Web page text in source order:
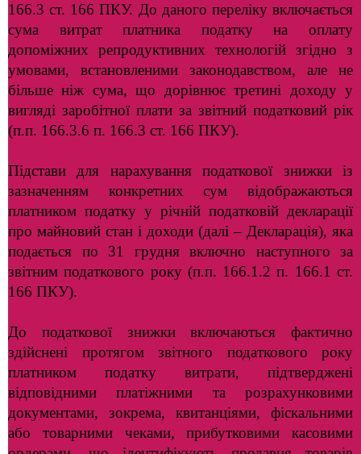
166.3 ст. 166 ПКУ. До даного переліку включається
сума витрат платника податку на оплату
допоміжних репродуктивних технологій згідно з
умовами, встановленими законодавством, але не
більше ніж сума, що дорівнює третині доходу у
вигляді заробітної плати за звітний податковий рік
(п.п. 166.3.6 п. 166.3 ст. 166 ПКУ).
Підстави для нарахування податкової знижки із
зазначенням конкретних сум відображаються
платником податку у річній податковій декларації
про майновий стан і доходи (далі – Декларація), яка
подається по 31 грудня включно наступного за
звітним податкового року (п.п. 166.1.2 п. 166.1 ст.
166 ПКУ).
До податкової знижки включаються фактично
здійснені протягом звітного податкового року
платником податку витрати, підтверджені
відповідними платіжними та розрахунковими
документами, зокрема, квитанціями, фіскальними
або товарними чеками, прибутковими касовими